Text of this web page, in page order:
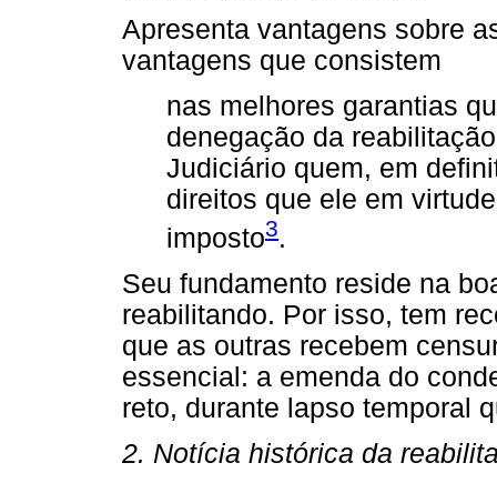
Apresenta vantagens sobre
vantagens que consistem
nas melhores garantias
denegação da
Judiciário quem, em
direitos que ele em
imposto3.
Seu fundamento reside na
reabilitando. Por isso, tem
que as outras recebem
essencial: a emenda do
reto, durante lapso temporal
2. Notícia histórica da